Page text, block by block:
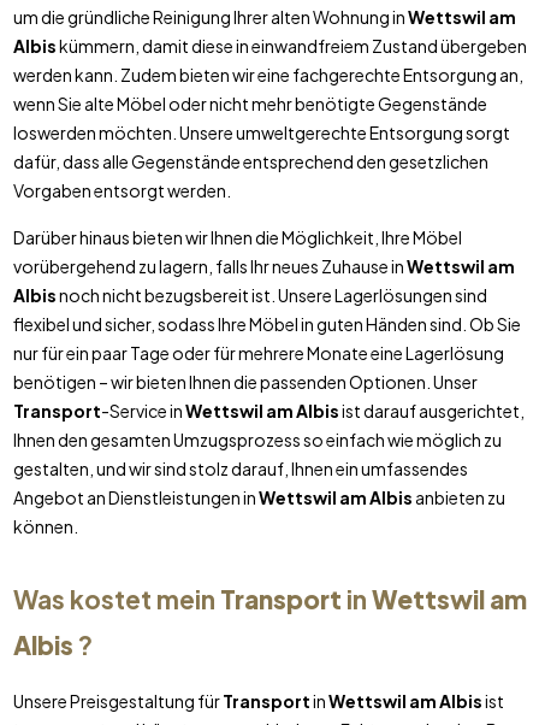
um die gründliche Reinigung Ihrer alten Wohnung inWettswil am
Albiskümmern, damit diese in einwandfreiem Zustand übergeben
werden kann. Zudem bieten wir eine fachgerechte Entsorgung an,
wenn Sie alte Möbel oder nicht mehr benötigte Gegenstände
loswerden möchten. Unsere umweltgerechte Entsorgung sorgt
dafür, dass alle Gegenstände entsprechend den gesetzlichen
Vorgaben entsorgt werden.
Darüber hinaus bieten wir Ihnen die Möglichkeit, Ihre Möbel
vorübergehend zu lagern, falls Ihr neues Zuhause inWettswil am
Albisnoch nicht bezugsbereit ist. Unsere Lagerlösungen sind
flexibel und sicher, sodass Ihre Möbel in guten Händen sind. Ob Sie
nur für ein paar Tage oder für mehrere Monate eine Lagerlösung
benötigen – wir bieten Ihnen die passenden Optionen. Unser
Transport-Service inWettswil am Albisist darauf ausgerichtet,
Ihnen den gesamten Umzugsprozess so einfach wie möglich zu
gestalten, und wir sind stolz darauf, Ihnen ein umfassendes
Angebot an Dienstleistungen inWettswil am Albis anbieten zu
können.
Was kostet mein Transport inWettswil am
Albis ?
Unsere Preisgestaltung fürTransportinWettswil am Albisist